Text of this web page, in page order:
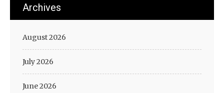
Archives
August 2026
July 2026
June 2026